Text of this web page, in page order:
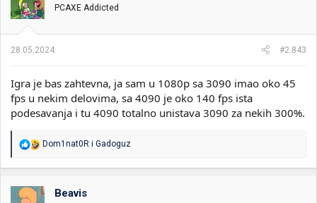
PCAXE Addicted
28.05.2024. #2.843
Igra je bas zahtevna, ja sam u 1080p sa 3090 imao oko 45
fps u nekim delovima, sa 4090 je oko 140 fps ista
podesavanja i tu 4090 totalno unistava 3090 za nekih 300%.
R
a
o
Dom1nat0R i Gadoguz
Beavis